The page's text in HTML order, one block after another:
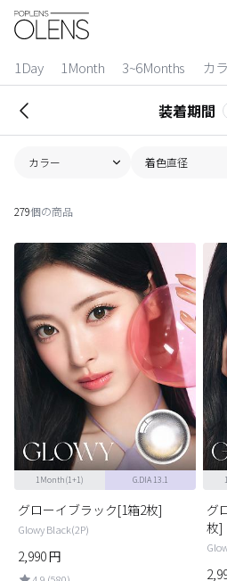
1Day 1Month 3~6Months カ
ログイン
カラコン比較
今月限定特典
ベスト
カラコン
装着期間
2 Weeks
1 Month
3~6
よりどりキット
カラー
ブラウン
チョコ
グレー
ブラック
グリーン
ブルー
ピンク
透明
乱視用
装着期間
カラー 着色直径
279個の商品
1Month(1+1) G.DIA 13.1
グローイブラック[1箱2枚]
Glowy Black(2P)
2,990円
グ
枚]